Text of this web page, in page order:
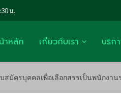
น.
าหลัก เกี่ยวกับเรา บริก
สมัครบุคคลเพื่อเลือกสรรเป็นพนักงา